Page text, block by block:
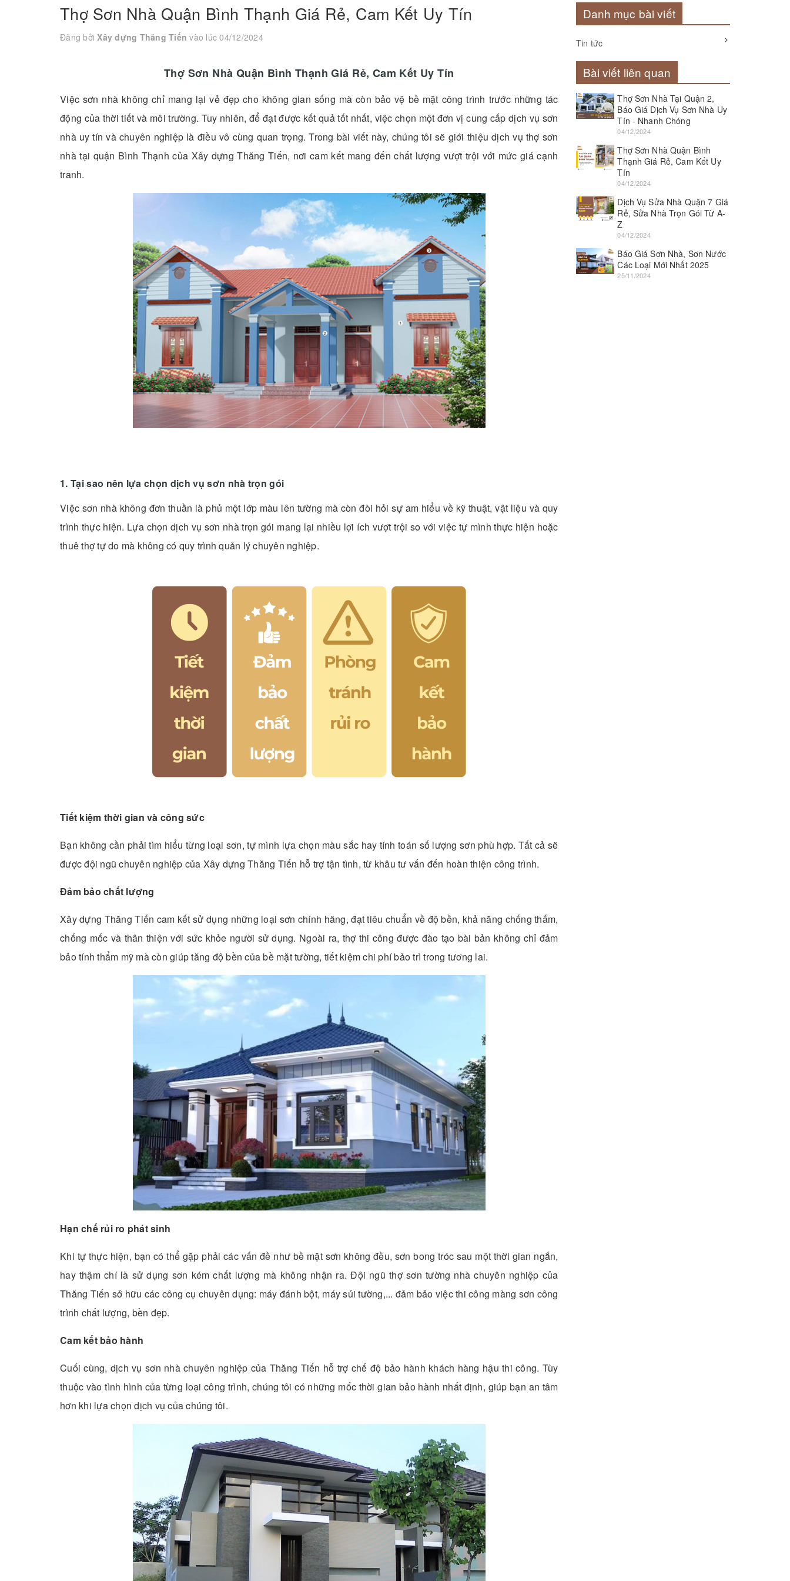
Thợ Sơn Nhà Quận Bình Thạnh Giá Rẻ, Cam Kết Uy Tín
Đăng bởiXây dựng Thăng Tiến vào lúc 04/12/2024
Thợ Sơn Nhà Quận Bình Thạnh Giá Rẻ, Cam Kết Uy Tín
Việc sơn nhà không chỉ mang lại vẻ đẹp cho không gian sống mà còn bảo vệ bề mặt công trình trước những tác
động của thời tiết và môi trường. Tuy nhiên, để đạt được kết quả tốt nhất, việc chọn một đơn vị cung cấp dịch vụ sơn
nhà uy tín và chuyên nghiệp là điều vô cùng quan trọng. Trong bài viết này, chúng tôi sẽ giới thiệu dịch vụ thợ sơn
nhà tại quận Bình Thạnh của Xây dựng Thăng Tiến, nơi cam kết mang đến chất lượng vượt trội với mức giá cạnh
tranh.
1. Tại sao nên lựa chọn dịch vụ sơn nhà trọn gói
Việc sơn nhà không đơn thuần là phủ một lớp màu lên tường mà còn đòi hỏi sự am hiểu về kỹ thuật, vật liệu và quy
trình thực hiện. Lựa chọn dịch vụ sơn nhà trọn gói mang lại nhiều lợi ích vượt trội so với việc tự mình thực hiện hoặc
thuê thợ tự do mà không có quy trình quản lý chuyên nghiệp.
Tiết kiệm thời gian và công sức
Bạn không cần phải tìm hiểu từng loại sơn, tự mình lựa chọn màu sắc hay tính toán số lượng sơn phù hợp. Tất cả sẽ
được đội ngũ chuyên nghiệp của Xây dựng Thăng Tiến hỗ trợ tận tình, từ khâu tư vấn đến hoàn thiện công trình.
Đảm bảo chất lượng
Xây dựng Thăng Tiến cam kết sử dụng những loại sơn chính hãng, đạt tiêu chuẩn về độ bền, khả năng chống thấm,
chống mốc và thân thiện với sức khỏe người sử dụng. Ngoài ra, thợ thi công được đào tạo bài bản không chỉ đảm
bảo tính thẩm mỹ mà còn giúp tăng độ bền của bề mặt tường, tiết kiệm chi phí bảo trì trong tương lai.
Hạn chế rủi ro phát sinh
Khi tự thực hiện, bạn có thể gặp phải các vấn đề như bề mặt sơn không đều, sơn bong tróc sau một thời gian ngắn,
hay thậm chí là sử dụng sơn kém chất lượng mà không nhận ra. Đội ngũ thợ sơn tường nhà chuyên nghiệp của
Thăng Tiến sở hữu các công cụ chuyên dụng: máy đánh bột, máy sủi tường,... đảm bảo việc thi công màng sơn công
trình chất lượng, bền đẹp.
Cam kết bảo hành
Cuối cùng, dịch vụ sơn nhà chuyên nghiệp của Thăng Tiến hỗ trợ chế độ bảo hành khách hàng hậu thi công. Tùy
thuộc vào tình hình của từng loại công trình, chúng tôi có những mốc thời gian bảo hành nhất định, giúp bạn an tâm
hơn khi lựa chọn dịch vụ của chúng tôi.
Danh mục bài viết
Tin tức
Bài viết liên quan
Thợ Sơn Nhà Tại Quận 2,
Báo Giá Dịch Vụ Sơn Nhà Uy
Tín - Nhanh Chóng
04/12/2024
Thợ Sơn Nhà Quận Bình
Thạnh Giá Rẻ, Cam Kết Uy
Tín
04/12/2024
Dịch Vụ Sửa Nhà Quận 7 Giá
Rẻ, Sửa Nhà Trọn Gói Từ A-
Z
04/12/2024
Báo Giá Sơn Nhà, Sơn Nước
Các Loại Mới Nhất 2025
25/11/2024